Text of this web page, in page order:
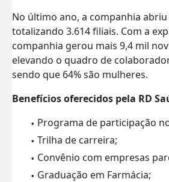
No último ano, a companhia abriu
totalizando 3.614 filiais. Com a
companhia gerou mais 9,4 mil
elevando o quadro de
sendo que 64% são mulheres.
Benefícios oferecidos pela RD
Programa de participação
Trilha de carreira;
Convênio com empresas
Graduação em Farmácia;